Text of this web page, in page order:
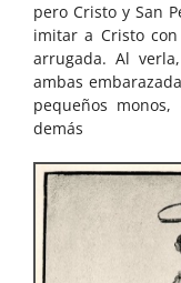
pero Cristo y San
imitar a Cristo
arrugada. Al
ambas
pequeños
demás